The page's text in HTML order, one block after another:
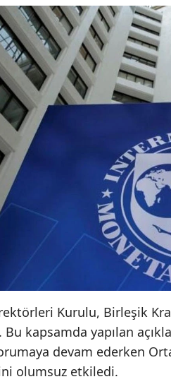
Kurulu, Birleşik
Bu kapsamda yapılan
devam ederken
olumsuz etkiledi.